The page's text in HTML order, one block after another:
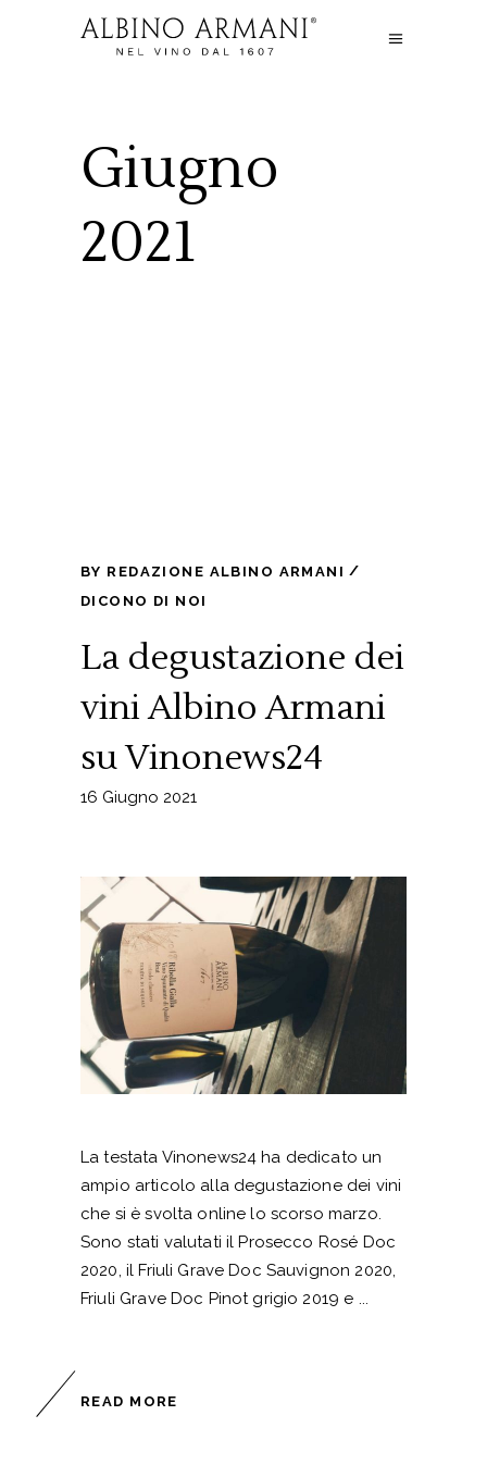
Giugno
2021
BY REDAZIONE ALBINO ARMANI
DICONO DI NOI
La degustazione dei
vini Albino Armani
su Vinonews24
16 Giugno 2021
La testata Vinonews24 ha dedicato un
ampio articolo alla degustazione dei vini
che si è svolta online lo scorso marzo.
Sono stati valutati il Prosecco Rosé Doc
2020, il Friuli Grave Doc Sauvignon 2020,
Friuli Grave Doc Pinot grigio 2019 e
READ MORE